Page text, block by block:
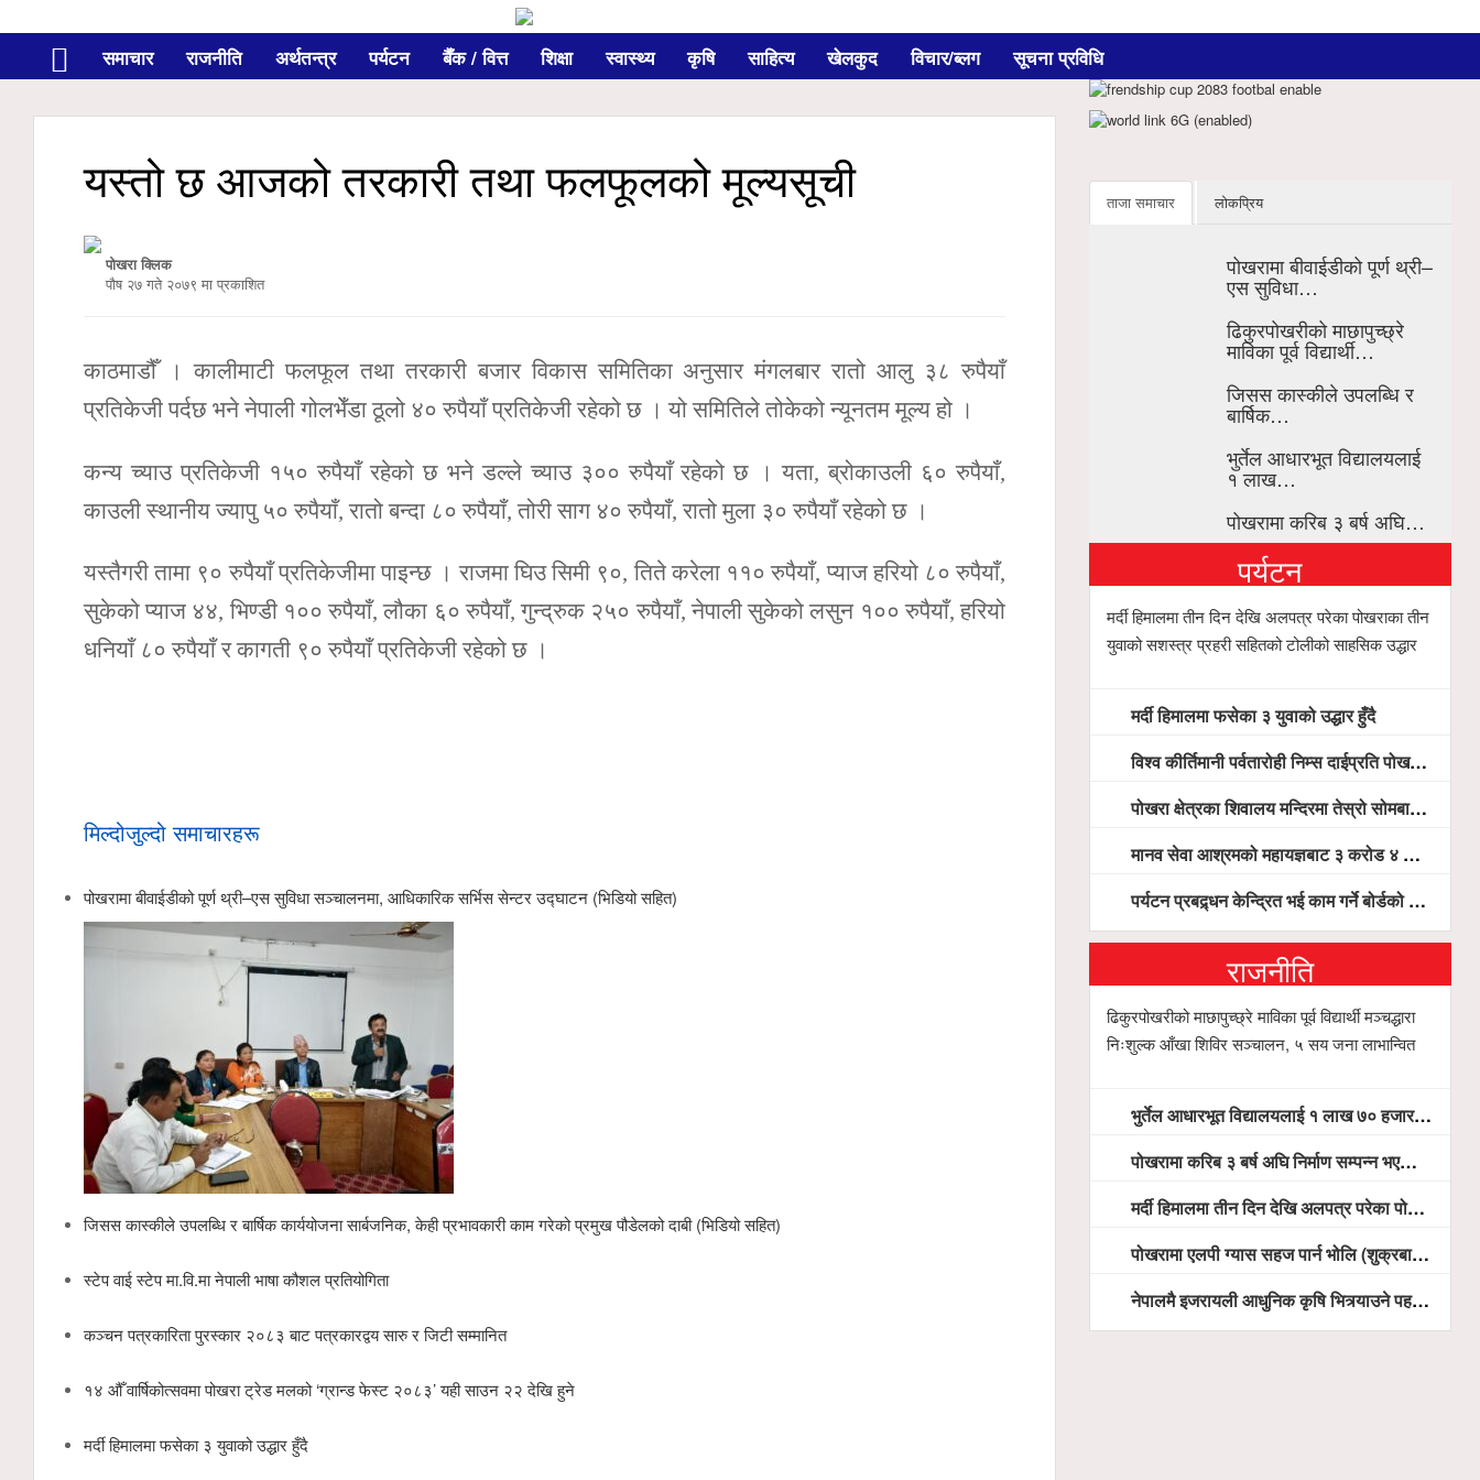
समाचार राजनीति अर्थतन्त्र पर्यटन बैँक / वित्त शिक्षा स्वास्थ्य कृषि साहित्य खेलकुद विचार/ब्लग सूचना प्रविधि
यस्तो छ आजको तरकारी तथा फलफूलको मूल्यसूची
पोखरा क्लिक
पौष २७ गते २०७९ मा प्रकाशित
काठमाडौँ । कालीमाटी फलफूल तथा तरकारी बजार विकास समितिका अनुसार मंगलबार रातो आलु ३८ रुपैयाँ
प्रतिकेजी पर्दछ भने नेपाली गोलभेँडा ठूलो ४० रुपैयाँ प्रतिकेजी रहेको छ । यो समितिले तोकेको न्यूनतम मूल्य हो ।
कन्य च्याउ प्रतिकेजी १५० रुपैयाँ रहेको छ भने डल्ले च्याउ ३०० रुपैयाँ रहेको छ । यता, ब्रोकाउली ६० रुपैयाँ,
काउली स्थानीय ज्यापु ५० रुपैयाँ, रातो बन्दा ८० रुपैयाँ, तोरी साग ४० रुपैयाँ, रातो मुला ३० रुपैयाँ रहेको छ ।
यस्तैगरी तामा ९० रुपैयाँ प्रतिकेजीमा पाइन्छ । राजमा घिउ सिमी ९०, तिते करेला ११० रुपैयाँ, प्याज हरियो ८० रुपैयाँ,
सुकेको प्याज ४४, भिण्डी १०० रुपैयाँ, लौका ६० रुपैयाँ, गुन्द्रुक २५० रुपैयाँ, नेपाली सुकेको लसुन १०० रुपैयाँ, हरियो
धनियाँ ८० रुपैयाँ र कागती ९० रुपैयाँ प्रतिकेजी रहेको छ ।
मिल्दोजुल्दो समाचारहरू
पोखरामा बीवाईडीको पूर्ण थ्री–एस सुविधा सञ्चालनमा, आधिकारिक सर्भिस सेन्टर उद्घाटन (भिडियो सहित)
जिसस कास्कीले उपलब्धि र बार्षिक कार्ययोजना सार्बजनिक, केही प्रभावकारी काम गरेको प्रमुख पौडेलको दाबी (भिडियो सहित)
स्टेप वाई स्टेप मा.वि.मा नेपाली भाषा कौशल प्रतियोगिता
कञ्चन पत्रकारिता पुरस्कार २०८३ बाट पत्रकारद्वय सारु र जिटी सम्मानित
१४ औँ वार्षिकोत्सवमा पोखरा ट्रेड मलको ‘ग्रान्ड फेस्ट २०८३’ यही साउन २२ देखि हुने
मर्दी हिमालमा फसेका ३ युवाको उद्धार हुँदै
ताजा समाचार लोकप्रिय
पोखरामा बीवाईडीको पूर्ण थ्री–
एस सुविधा…
ढिकुरपोखरीको माछापुच्छ्रे
माविका पूर्व विद्यार्थी…
जिसस कास्कीले उपलब्धि र
बार्षिक…
भुर्तेल आधारभूत विद्यालयलाई
१ लाख…
पोखरामा करिब ३ बर्ष अघि…
पर्यटन
मर्दी हिमालमा तीन दिन देखि अलपत्र परेका पोखराका तीन
युवाको सशस्त्र प्रहरी सहितको टोलीको साहसिक उद्धार
मर्दी हिमालमा फसेका ३ युवाको उद्धार हुँदै
विश्व कीर्तिमानी पर्वतारोही निम्स दाईप्रति पोखरामा श्रद्धाञ्जली, दीप प्रज्वलन गर्दै योगदानको प्रशंसा (भिडियो सहित)
पोखरा क्षेत्रका शिवालय मन्दिरमा तेस्रो सोमबार भक्तजनको बिहानैदेखि घुइँचो
मानव सेवा आश्रमको महायज्ञबाट ३ करोड ४ लाख ५९ हजार बचत, १ करोड ४४ लाख उठ्न बाँकी, विना संचार माध्यम तर प्रचार प्रसारमै भयो १९ लाख खर्च !
पर्यटन प्रबद्र्धन केन्द्रित भई काम गर्ने बोर्डको योजना छः सदस्य पोखरेल, चलिय पोखरालाई थप प्रभावकारी बनाउन होटल संघको माग
राजनीति
ढिकुरपोखरीको माछापुच्छ्रे माविका पूर्व विद्यार्थी मञ्चद्धारा
निःशुल्क आँखा शिविर सञ्चालन, ५ सय जना लाभान्वित
भुर्तेल आधारभूत विद्यालयलाई १ लाख ७० हजार रुपैयाँ बराबरका शैक्षिक सामग्री हस्तान्तरण
पोखरामा करिब ३ बर्ष अघि निर्माण सम्पन्न भएको विद्युतीय शवदाह गृह अझै संचालनमा आउन सकेन, तत्काल संचालन गर्न स्थानियको माग
मर्दी हिमालमा तीन दिन देखि अलपत्र परेका पोखराका तीन युवाको सशस्त्र प्रहरी सहितको टोलीको साहसिक उद्धार
पोखरामा एलपी ग्यास सहज पार्न भोलि (शुक्रबार) देखि खुद्रा पसलबाटै बिक्रि वितरण हुने, स्टोर नगर्न आग्रह
नेपालमै इजरायली आधुनिक कृषि भित्र्याउने पहल ः पोखराका मेयर धनराज आचार्य र इजरायली राजदूतबीच सहकार्य विस्तारको संकेत